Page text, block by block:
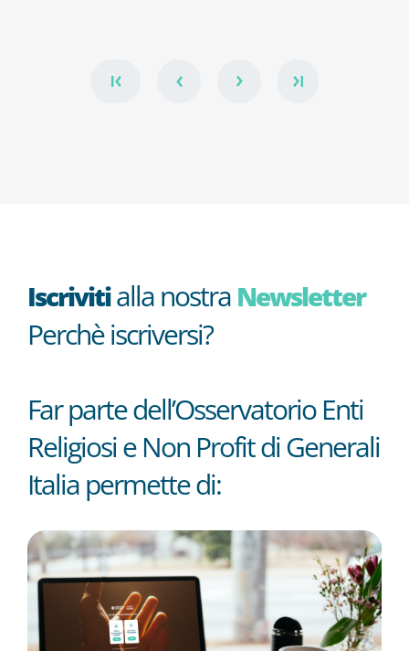
Iscrivitialla nostra Newsletter
Perchè iscriversi?
Far parte dell’Osservatorio Enti
Religiosi e Non Profit di Generali
Italia permette di: